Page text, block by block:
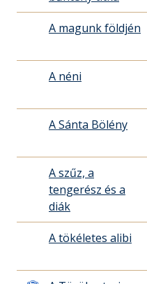
A magunk földjén
A néni
A Sánta Bölény
A szűz, a
tengerész és a
diák
A tökéletes alibi